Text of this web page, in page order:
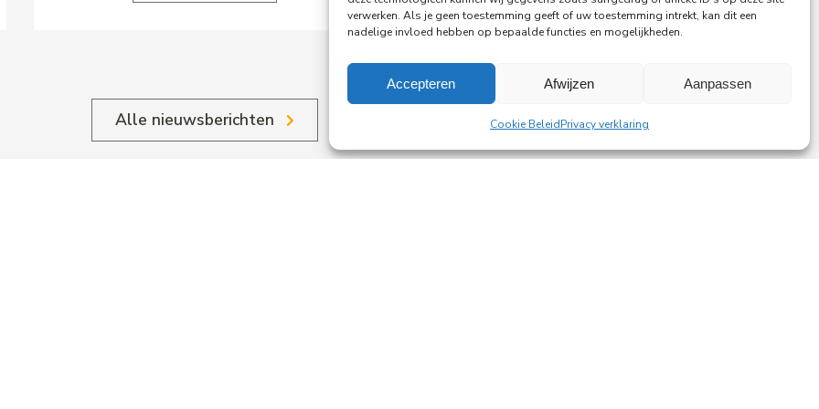
verwerken. Als je geen toestemming geeft of uw toestemming intrekt, kan dit een
nadelige invloed hebben op bepaalde functies en mogelijkheden.
Accepteren Afwijzen Aanpassen
Cookie BeleidPrivacy verklaring
Alle nieuwsberichten